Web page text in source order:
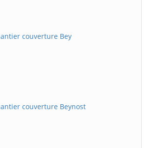
couverture Bey
couverture Beynost